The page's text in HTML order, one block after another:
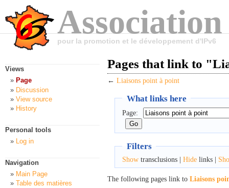
pour la promotion et le développement d'IPv6
Pages that link to
← Liaisons point à point
What links here
Page:
Filters
Showtransclusions | Hidelinks |
The following pages link to Liaisons
Views
Page
Discussion
View source
History
Personal tools
Log in
Navigation
Main Page
Table des matières